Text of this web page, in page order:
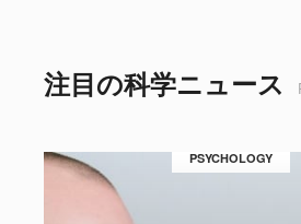
注目の科学ニュース
PSYCHOLOGY